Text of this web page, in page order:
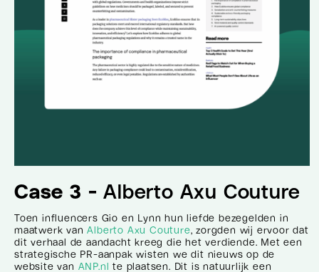
Case 3 -Alberto Axu Couture
Toen influencers Gio en Lynn hun liefde bezegelden in
maatwerk vanAlberto Axu Couture, zorgden wij ervoor dat
dit verhaal de aandacht kreeg die het verdiende. Met een
strategische PR-aanpak wisten we dit nieuws op de
website van ANP.nl te plaatsen. Dit is natuurlijk een